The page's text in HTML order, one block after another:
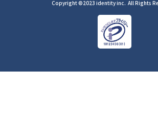
Copyright ©2023 identity inc. All Rights